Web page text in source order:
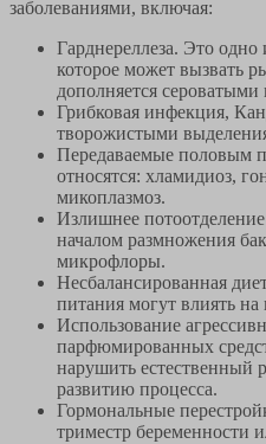
заболеваниями, включая:
Гарднереллеза. Это одно
которое может вызвать
дополняется
Грибковая инфекция,
творожистыми
Передаваемые половым
относятся: хламидиоз,
микоплазмоз.
Излишнее
началом размножения
микрофлоры.
Несбалансированная
питания могут влиять
Использование
парфюмированных
нарушить естественный
развитию процесса.
Гормональные
триместр беременности